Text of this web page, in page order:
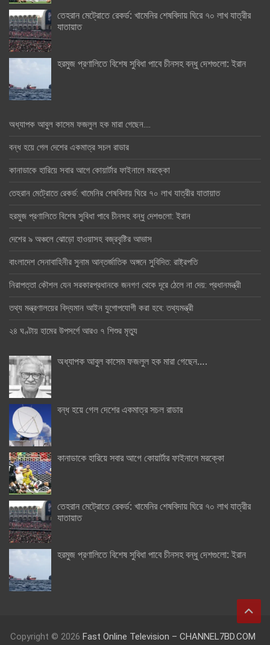
তেহরান মেট্রোতে রেকর্ড: খামেনির শেষবিদায় ঘিরে ৭০ লাখ যাত্রীর
যাতায়াত
হরমুজ প্রণালিতে বিশেষ সুবিধা পাবে চীনসহ বন্ধু দেশগুলো: ইরান
অধ্যাপক আবুল কাসেম ফজলুল হক মারা গেছেন….
বন্ধ হয়ে গেল দেশের একমাত্র সচল রাডার
কানাডাকে হারিয়ে সবার আগে কোয়ার্টার ফাইনালে মরক্কো
তেহরান মেট্রোতে রেকর্ড: খামেনির শেষবিদায় ঘিরে ৭০ লাখ যাত্রীর যাতায়াত
হরমুজ প্রণালিতে বিশেষ সুবিধা পাবে চীনসহ বন্ধু দেশগুলো: ইরান
দেশের ৯ অঞ্চলে ঝোড়ো হাওয়াসহ বজ্রবৃষ্টির আভাস
বাংলাদেশ সেনাবাহিনীর সুনাম আন্তর্জাতিক অঙ্গনে সুবিদিত: রাষ্ট্রপতি
নিরাপত্তা কৌশল যেন সরকারপ্রধানকে জনগণ থেকে দূরে ঠেলে না দেয়: প্রধানমন্ত্রী
তথ্য মন্ত্রণালয়ের বিদ্যমান আইন যুগোপযোগী করা হবে: তথ্যমন্ত্রী
২৪ ঘণ্টায় হামের উপসর্গে আরও ৭ শিশুর মৃত্যু
অধ্যাপক আবুল কাসেম ফজলুল হক মারা গেছেন….
বন্ধ হয়ে গেল দেশের একমাত্র সচল রাডার
কানাডাকে হারিয়ে সবার আগে কোয়ার্টার ফাইনালে মরক্কো
তেহরান মেট্রোতে রেকর্ড: খামেনির শেষবিদায় ঘিরে ৭০ লাখ যাত্রীর
যাতায়াত
হরমুজ প্রণালিতে বিশেষ সুবিধা পাবে চীনসহ বন্ধু দেশগুলো: ইরান
Copyright © 2026 Fast Online Television – CHANNEL7BD.COM